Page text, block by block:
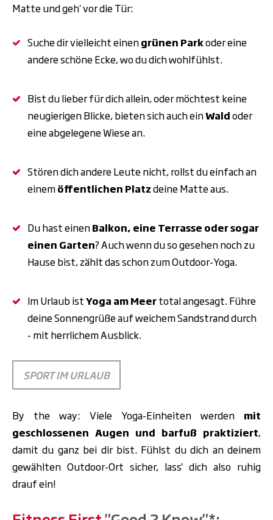
Matte und geh‘ vor die Tür:
Suche dir vielleicht einengrünen Parkoder eine
andere schöne Ecke, wo du dich wohlfühlst.
Bist du lieber für dich allein, oder möchtest keine
neugierigen Blicke, bieten sich auch einWaldoder
eine abgelegeneWiese an.
Stören dich andere Leute nicht, rollst du einfach an
einemöffentlichen Platzdeine Matte aus.
Du hast einenBalkon, eine Terrasse oder sogar
einen Garten? Auch wenn du so gesehen noch zu
Hause bist, zählt das schon zum Outdoor-Yoga.
Im Urlaub istYoga am Meertotal angesagt. Führe
deine Sonnengrüße auf weichem Sandstrand durch
- mit herrlichem Ausblick.
SPORT IM URLAUB
By the way: Viele Yoga-Einheiten werden mit
geschlossenen Augen und barfuß praktiziert,
damit du ganz bei dir bist. Fühlst du dich an deinem
gewählten Outdoor-Ort sicher, lass' dich also ruhig
drauf ein!